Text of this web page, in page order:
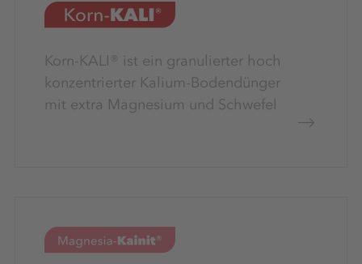
Korn-KALI® ist ein granulierter hoch
konzentrierter Kalium-Bodendünger
mit extra Magnesium und Schwefel